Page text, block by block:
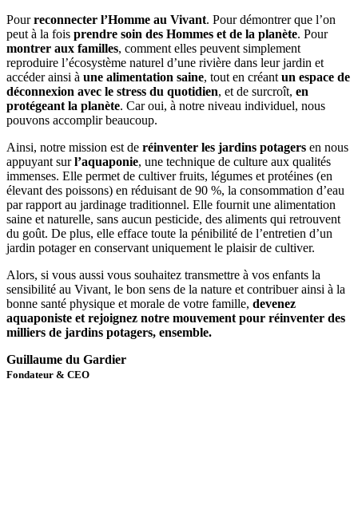
Pourreconnecter l’Homme au Vivant. Pour démontrer que l’on
peut à la fois prendre soin des Hommes et de la planète. Pour
montrer aux familles, comment elles peuvent simplement
reproduire l’écosystème naturel d’une rivière dans leur jardin et
accéder ainsi à une alimentation saine, tout en créant un espace de
déconnexion avec le stress du quotidien, et de surcroît, en
protégeant la planète. Car oui, à notre niveau individuel, nous
pouvons accomplir beaucoup.
Ainsi, notre mission est de réinventer les jardins potagers en nous
appuyant surl’aquaponie, une technique de culture aux qualités
immenses. Elle permet de cultiver fruits, légumes et protéines (en
élevant des poissons) en réduisant de 90 %, la consommation d’eau
par rapport au jardinage traditionnel. Elle fournit une alimentation
saine et naturelle, sans aucun pesticide, des aliments qui retrouvent
du goût. De plus, elle efface toute la pénibilité de l’entretien d’un
jardin potager en conservant uniquement le plaisir de cultiver.
Alors, si vous aussi vous souhaitez transmettre à vos enfants la
sensibilité au Vivant, le bon sens de la nature et contribuer ainsi à la
bonne santé physique et morale de votre famille, devenez
aquaponiste et rejoignez notre mouvement pour réinventer des
milliers de jardins potagers, ensemble.
Guillaume du Gardier
Fondateur & CEO